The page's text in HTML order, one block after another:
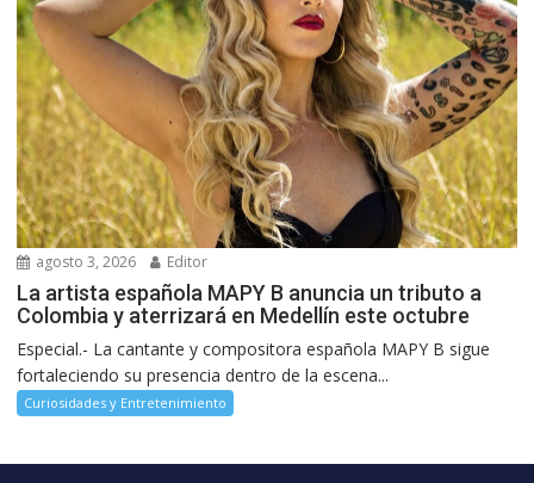
agosto 3, 2026 Editor
La artista española MAPY B anuncia un tributo a
Colombia y aterrizará en Medellín este octubre
Especial.- La cantante y compositora española MAPY B sigue
fortaleciendo su presencia dentro de la escena...
Curiosidades y Entretenimiento